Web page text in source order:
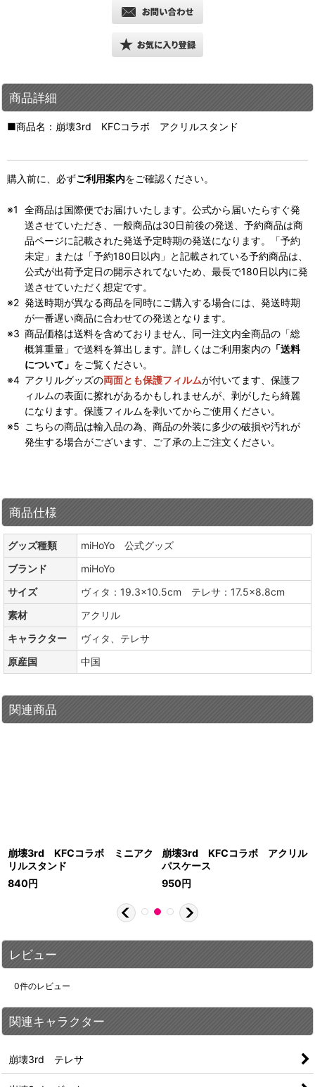
商品詳細
■商品名：崩壊3rd KFCコラボ アクリルスタンド
購入前に、必ずご利用案内をご確認ください。
全商品は国際便でお届けいたします。公式から届いたらすぐ発
送させていただき、一般商品は30日前後の発送、予約商品は商
品ページに記載された発送予定時期の発送になります。「予約
未定」または「予約180日以内」と記載されている予約商品は、
公式が出荷予定日の開示されてないため、最長で180日以内に発
送させていただく想定です。
発送時期が異なる商品を同時にご購入する場合には、発送時期
が一番遅い商品に合わせての発送となります。
商品価格は送料を含めておりません、同一注文内全商品の「総
概算重量」で送料を算出します。詳しくはご利用案内の 「送料
について」 をご覧ください。
アクリルグッズの両面とも保護フィルムが付いてます、保護フ
ィルムの表面に擦れがあるかもしれませんが、剥がしたら綺麗
になります。保護フィルムを剥いてからご使用ください。
こちらの商品は輸入品の為、商品の外装に多少の破損や汚れが
発生する場合がございます、ご了承の上ご注文ください。
商品仕様
グッズ種類
miHoYo 公式グッズ
ブランド
miHoYo
サイズ
ヴィタ：19.3×10.5cm テレサ：17.5×8.8cm
素材
アクリル
キャラクター
ヴィタ、テレサ
原産国
中国
関連商品
崩壊3rd KFCコラボ ミニアク
リルスタンド
840円
崩壊3rd KFCコラボ アクリル
パスケース
950円
レビュー
0件のレビュー
関連キャラクター
崩壊3rd テレサ